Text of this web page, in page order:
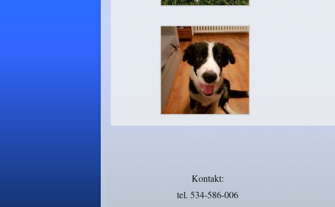
Kontakt:
tel. 534-586-006